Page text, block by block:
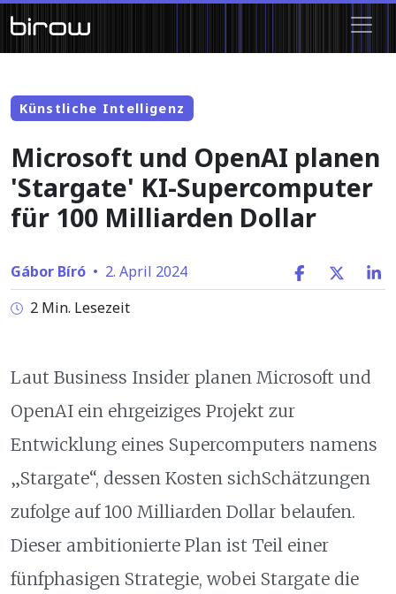
Künstliche Intelligenz
Microsoft und OpenAI planen
'Stargate' KI-Supercomputer
für 100 Milliarden Dollar
Gábor Bíró • 2. April 2024
2 Min. Lesezeit
Laut Business Insider planen Microsoft und
OpenAI ein ehrgeiziges Projekt zur
Entwicklung eines Supercomputers namens
„Stargate“, dessen Kosten sichSchätzungen
zufolge auf 100 Milliarden Dollar belaufen.
Dieser ambitionierte Plan ist Teil einer
fünfphasigen Strategie, wobei Stargate die